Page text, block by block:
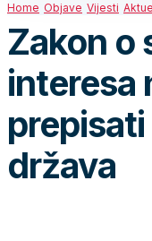
Home Objave Vijesti
Zakon o
interesa
država